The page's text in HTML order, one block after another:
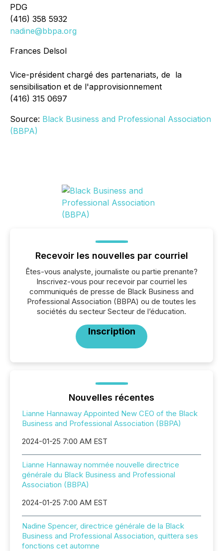
PDG
(416) 358 5932
nadine@bbpa.org
Frances Delsol
Vice-président chargé des partenariats, de la
sensibilisation et de l'approvisionnement
(416) 315 0697
Source: Black Business and Professional Association
(BBPA)
Recevoir les nouvelles par courriel
Êtes-vous analyste, journaliste ou partie prenante?
Inscrivez-vous pour recevoir par courriel les
communiqués de presse de Black Business and
Professional Association (BBPA) ou de toutes les
sociétés du secteur Secteur de l’éducation.
Inscription
Nouvelles récentes
Lianne Hannaway Appointed New CEO of the Black
Business and Professional Association (BBPA)
2024-01-25 7:00 AM EST
Lianne Hannaway nommée nouvelle directrice
générale du Black Business and Professional
Association (BBPA)
2024-01-25 7:00 AM EST
Nadine Spencer, directrice générale de la Black
Business and Professional Association, quittera ses
fonctions cet automne